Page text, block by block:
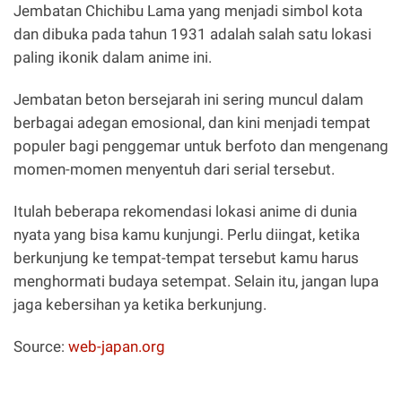
Jembatan Chichibu Lama yang menjadi simbol kota
dan dibuka pada tahun 1931 adalah salah satu lokasi
paling ikonik dalam anime ini.
Jembatan beton bersejarah ini sering muncul dalam
berbagai adegan emosional, dan kini menjadi tempat
populer bagi penggemar untuk berfoto dan mengenang
momen-momen menyentuh dari serial tersebut.
Itulah beberapa rekomendasi lokasi anime di dunia
nyata yang bisa kamu kunjungi. Perlu diingat, ketika
berkunjung ke tempat-tempat tersebut kamu harus
menghormati budaya setempat. Selain itu, jangan lupa
jaga kebersihan ya ketika berkunjung.
Source: web-japan.org